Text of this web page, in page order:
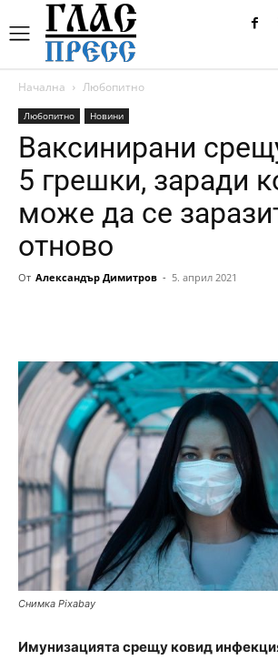
Начална Любопитно
Любопитно Новини
Ваксинирани
5 грешки, заради
може да се
отново
От Александър Димитров - 5. април 2021
Снимка Pixabay
Имунизацията срещу ковид